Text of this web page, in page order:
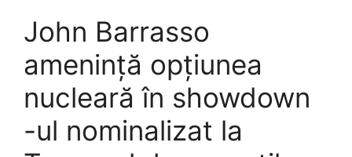
John Barrasso
amenință opțiunea
nucleară în showdown
-ul nominalizat la